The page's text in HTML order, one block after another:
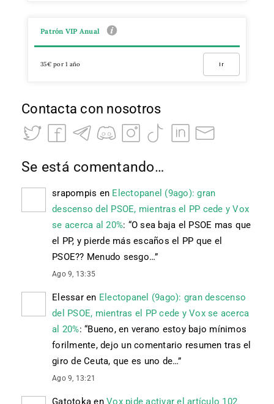
Patrón VIP Anual
35€ por 1 año Ir
Contacta con nosotros
Se está comentando…
srapompis en Electopanel (9ago): gran
descenso del PSOE, mientras el PP cede y Vox
se acerca al 20%: “O sea baja el PSOE mas que
el PP, y pierde más escaños el PP que el
PSOE?? Menudo sesgo…”
Ago 9, 13:35
Elessaren Electopanel (9ago): gran descenso
del PSOE, mientras el PP cede y Vox se acerca
al 20%: “Bueno, en verano estoy bajo mínimos
forilmente, dejo un comentario resumen tras el
giro de Ceuta, que es uno de…”
Ago 9, 13:21
Gatotoka en Vox pide activar el artículo 102